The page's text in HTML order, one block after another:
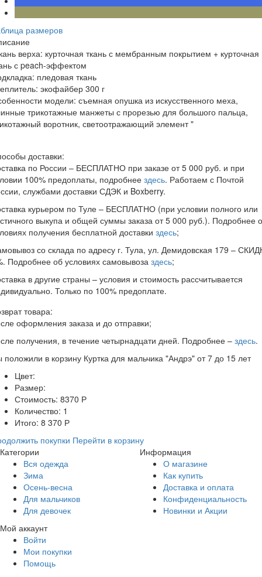
размеров
верха: курточная ткань с мембранным покрытием + курточная
с peach-эффектом
пледовая ткань
экофайбер 300 г
модели: съемная опушка из искусственного меха,
трикотажные манжеты с прорезью для большого пальца,
воротник, светоотражающий элемент "
доставки:
по России – БЕСПЛАТНО при заказе от 5 000 руб. и при
100% предоплаты, подробнее здесь. Работаем с Почтой
службами доставки СДЭК и Boxberry.
курьером по Туле – БЕСПЛАТНО (при условии полного или
выкупа и общей суммы заказа от 5 000 руб.). Подробнее
получения бесплатной доставки здесь;
со склада по адресу г. Тула, ул. Демидовская 179 –
Подробнее об условиях самовывоза здесь;
в другие страны – условия и стоимость рассчитывается
Только по 100% предоплате.
товара:
оформления заказа и до отправки;
получения, в течение четырнадцати дней. Подробнее – здесь.
положили в корзину Куртка для мальчика "Андрэ" от 7 до 15 лет
Цвет:
Размер:
Стоимость: 8370 Р
Количество: 1
Итого: 8 370 Р
покупки Перейти в корзину
Категории
Вся одежда
Зима
Осень-весна
Для мальчиков
Для девочек
Информация
О магазине
Как купить
Доставка и оплата
Конфиденциальность
Новинки и Акции
Мой аккаунт
Войти
Мои покупки
Помощь